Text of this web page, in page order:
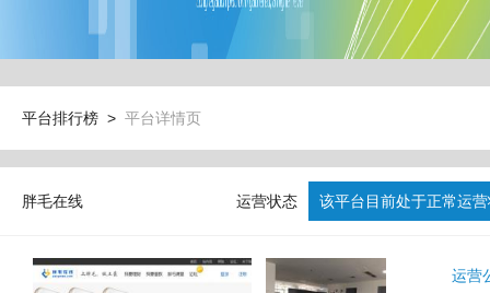
平台排行榜 > 平台详情页
胖毛在线 运营状态 该平台目前处于正常运
运营